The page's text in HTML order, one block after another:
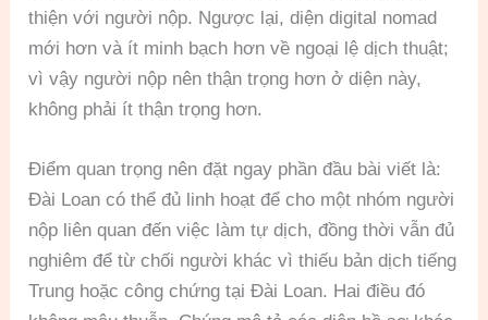
thiện với người nộp. Ngược lại, diện digital nomad
mới hơn và ít minh bạch hơn về ngoại lệ dịch thuật;
vì vậy người nộp nên thận trọng hơn ở diện này,
không phải ít thận trọng hơn.
Điểm quan trọng nên đặt ngay phần đầu bài viết là:
Đài Loan có thể đủ linh hoạt để cho một nhóm người
nộp liên quan đến việc làm tự dịch, đồng thời vẫn đủ
nghiêm để từ chối người khác vì thiếu bản dịch tiếng
Trung hoặc công chứng tại Đài Loan. Hai điều đó